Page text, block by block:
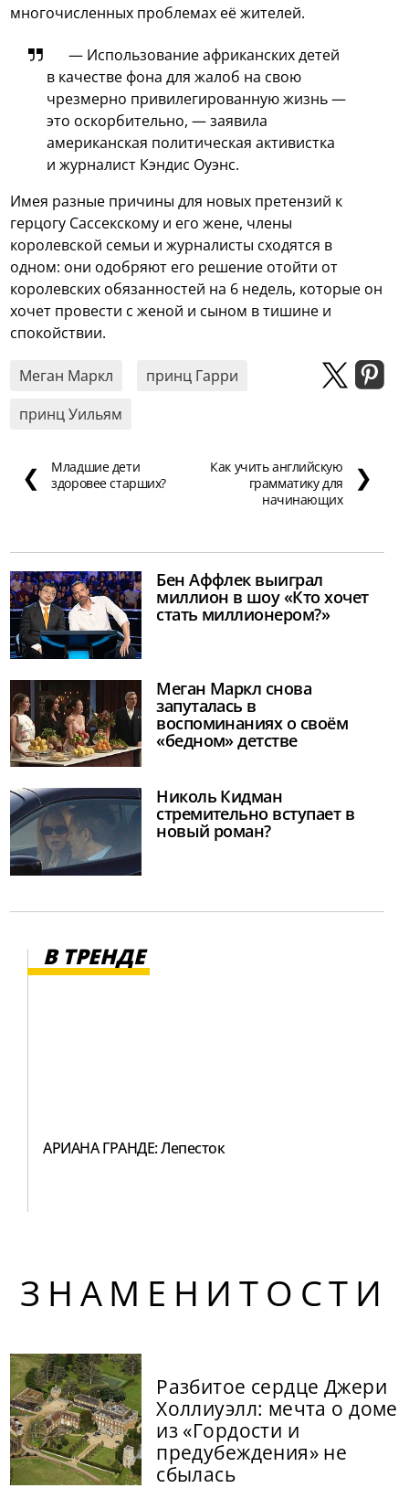
многочисленных проблемах её жителей.
— Использование африканских детей
в качестве фона для жалоб на свою
чрезмерно привилегированную жизнь —
это оскорбительно, — заявила
американская политическая активистка
и журналист Кэндис Оуэнс.
Имея разные причины для новых претензий к
герцогу Сассекскому и его жене, члены
королевской семьи и журналисты сходятся в
одном: они одобряют его решение отойти от
королевских обязанностей на 6 недель, которые он
хочет провести с женой и сыном в тишине и
спокойствии.
Меган Маркл
принц Гарри
принц Уильям
❮
Младшие дети
здоровее старших?
Как учить английскую
грамматику для
начинающих
❯
Бен Аффлек выиграл
миллион в шоу «Кто хочет
стать миллионером?»
Меган Маркл снова
запуталась в
воспоминаниях о своём
«бедном» детстве
Николь Кидман
стремительно вступает в
новый роман?
В ТРЕНДЕ
АРИАНА ГРАНДЕ: Лепесток
ЗНАМЕНИТОСТИ
Разбитое сердце Джери
Холлиуэлл: мечта о доме
из «Гордости и
предубеждения» не
сбылась